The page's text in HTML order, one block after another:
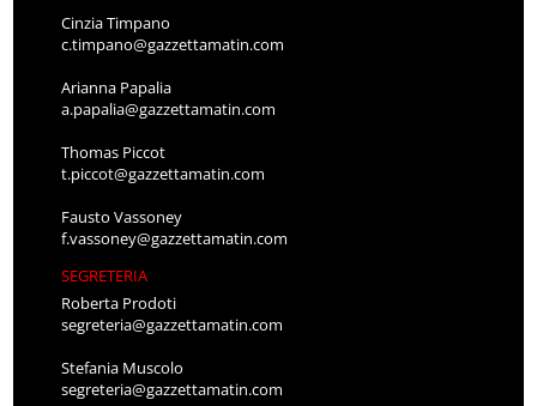
Cinzia Timpano
c.timpano@gazzettamatin.com
Arianna Papalia
a.papalia@gazzettamatin.com
Thomas Piccot
t.piccot@gazzettamatin.com
Fausto Vassoney
f.vassoney@gazzettamatin.com
SEGRETERIA
Roberta Prodoti
segreteria@gazzettamatin.com
Stefania Muscolo
segreteria@gazzettamatin.com